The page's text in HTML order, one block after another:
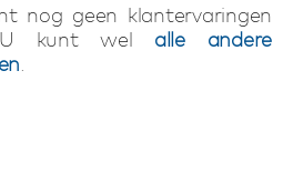
nog geen klantervaringen
kunt wel alle andere
.